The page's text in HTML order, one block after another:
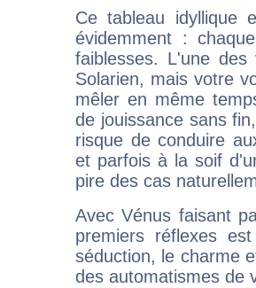
Ce tableau idyllique
évidemment :
faiblesses. L'une
Solarien, mais votre
mêler en même
de jouissance sans
risque de conduire
et parfois à la soif
pire des cas
Avec Vénus faisant
premiers réflexes
séduction, le charme
des automatismes de